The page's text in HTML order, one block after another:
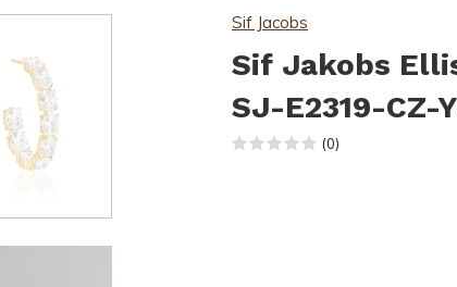
Sif Jacobs
Sif Jakobs
SJ-E2319-CZ-
(0)